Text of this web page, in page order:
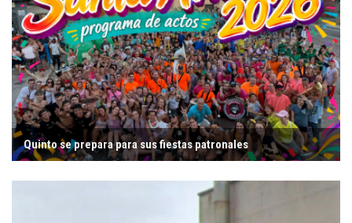
Quinto se prepara para sus fiestas patronales